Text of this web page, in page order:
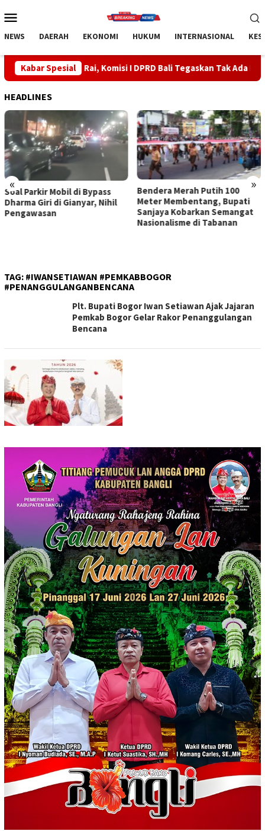
ke
Mobile
NEWS DAERAH EKONOMI HUKUM INTERNASIONAL
Kabar Spesial
Rai, Komisi I DPRD Bali Tegaskan Tak Ada Indikasi
HEADLINES
« »
Bendera Merah Putih 100
Meter Membentang, Bupati
Sanjaya Kobarkan Semangat
Sidak Bea Cukai Ngurah Rai,
Komisi I DPRD Bali Tegaskan
Tak Ada Indikasi
Penyalahgunaan Barang
TAG: #IWANSETIAWAN #PEMKABBOGOR
#PENANGGULANGANBENCANA
Plt. Bupati Bogor Iwan Setiawan Ajak Jajaran
Pemkab Bogor Gelar Rakor Penanggulangan
Bencana